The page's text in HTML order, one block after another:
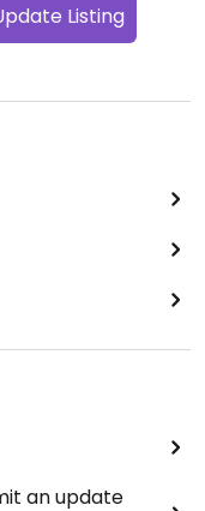
Listing
an update